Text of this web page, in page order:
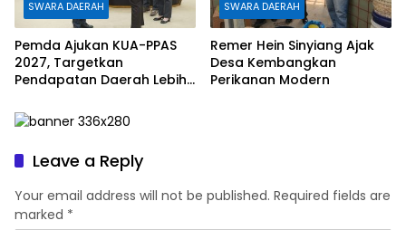
SWARA DAERAH
Pemda Ajukan KUA-PPAS
2027, Targetkan
Pendapatan Daerah Lebih
SWARA DAERAH
Remer Hein Sinyiang Ajak
Desa Kembangkan
Perikanan Modern
Leave a Reply
Your email address will not be published. Required fields are
marked *